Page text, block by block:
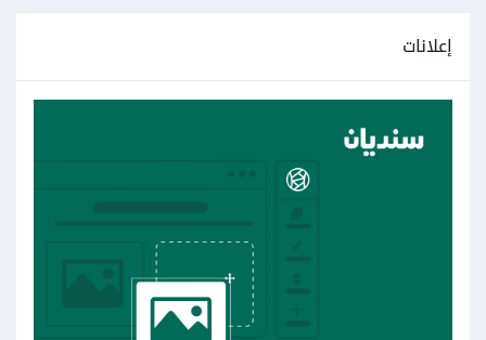
إعلانات